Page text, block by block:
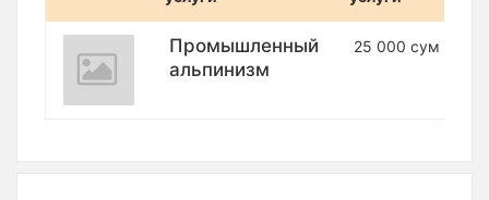
Промышленный
альпинизм
25 000 сум